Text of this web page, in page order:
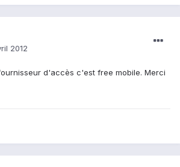
2012
d'accès c'est free mobile. Merci